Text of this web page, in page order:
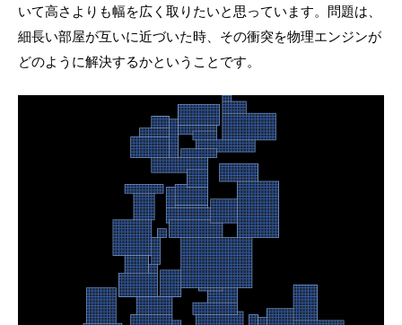
いて高さよりも幅を広く取りたいと思っています。問題は、
細長い部屋が互いに近づいた時、その衝突を物理エンジンが
どのように解決するかということです。